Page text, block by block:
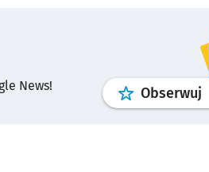
News!
Obserwuj